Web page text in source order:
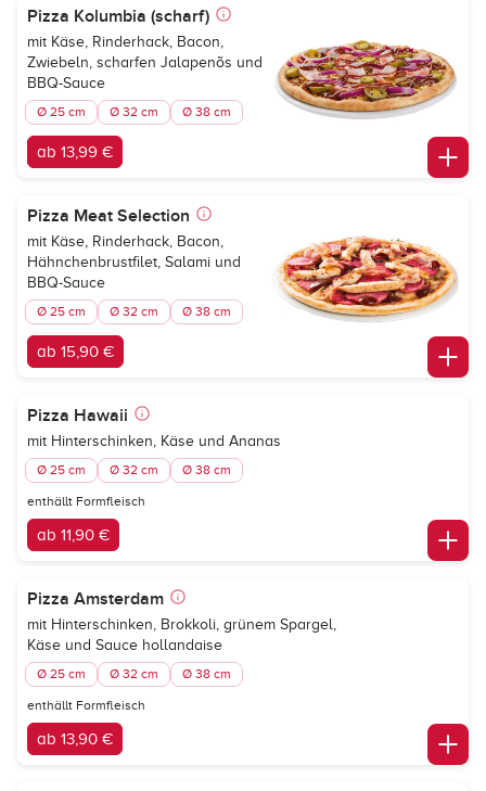
Pizza Kolumbia (scharf)
mit Käse, Rinderhack, Bacon,
Zwiebeln, scharfen Jalapenõs und
BBQ-Sauce
Ø 25 cm Ø 32 cm Ø 38 cm
ab 13,99 €
Pizza Meat Selection
mit Käse, Rinderhack, Bacon,
Hähnchenbrustfilet, Salami und
BBQ-Sauce
Ø 25 cm Ø 32 cm Ø 38 cm
ab 15,90 €
Pizza Hawaii
mit Hinterschinken, Käse und Ananas
Ø 25 cm Ø 32 cm Ø 38 cm
enthällt Formfleisch
ab 11,90 €
Pizza Amsterdam
mit Hinterschinken, Brokkoli, grünem Spargel,
Käse und Sauce hollandaise
Ø 25 cm Ø 32 cm Ø 38 cm
enthällt Formfleisch
ab 13,90 €